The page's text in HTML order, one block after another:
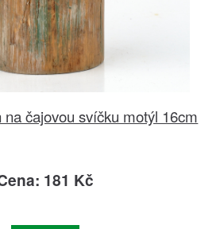
čajovou svíčku motýl 16cm
181 Kč